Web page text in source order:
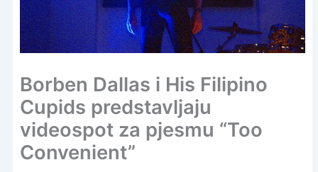
Borben Dallas i His Filipino
Cupids predstavljaju
videospot za pjesmu “Too
Convenient”